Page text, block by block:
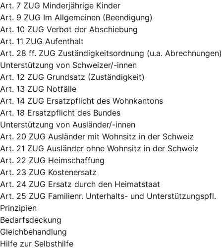
Art. 7 ZUG Minderjährige Kinder
Art. 9 ZUG Im Allgemeinen (Beendigung)
Art. 10 ZUG Verbot der Abschiebung
Art. 11 ZUG Aufenthalt
Art. 28 ff. ZUG Zuständigkeitsordnung (u.a. Abrechnungen)
Unterstützung von Schweizer/-innen
Art. 12 ZUG Grundsatz (Zuständigkeit)
Art. 13 ZUG Notfälle
Art. 14 ZUG Ersatzpflicht des Wohnkantons
Art. 18 Ersatzpflicht des Bundes
Unterstützung von Ausländer/-innen
Art. 20 ZUG Ausländer mit Wohnsitz in der Schweiz
Art. 21 ZUG Ausländer ohne Wohnsitz in der Schweiz
Art. 22 ZUG Heimschaffung
Art. 23 ZUG Kostenersatz
Art. 24 ZUG Ersatz durch den Heimatstaat
Art. 25 ZUG Familienr. Unterhalts- und Unterstützungspfl.
Prinzipien
Bedarfsdeckung
Gleichbehandlung
Hilfe zur Selbsthilfe